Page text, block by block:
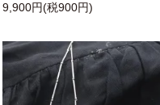
9,900円(税900円)